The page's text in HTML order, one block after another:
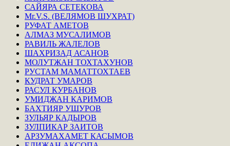
САЙЯРА СЕТЕКОВА
Mr.V.S. (ВЕЛЯМОВ ШУХРАТ)
РУФАТ АМЕТОВ
АЛМАЗ МУСАЛИМОВ
РАВИЛЬ ЖАЛЕЛОВ
ШАХРИЗАД АСАНОВ
МОЛУТЖАН ТОХТАХУНОВ
РУСТАМ МАМАТТОХТАЕВ
КУДРАТ УМАРОВ
РАСУЛ КУРБАНОВ
УМИДЖАН КАРИМОВ
БАХТИЯР УШУРОВ
ЗУЛЬЯР КАДЫРОВ
ЗУЛПИКАР ЗАИТОВ
АРЗУМАХАМЕТ КАСЫМОВ